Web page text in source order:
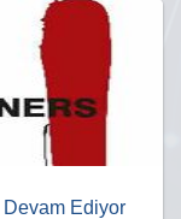
Ediyor